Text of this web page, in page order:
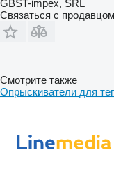
GBST-impex, SRL
Связаться с продавцом
Смотрите также
Опрыскиватели для